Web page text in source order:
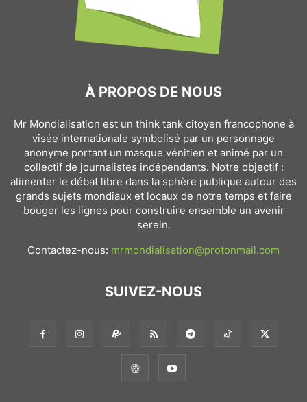
À PROPOS DE NOUS
Mr Mondialisation est un think tank citoyen francophone à
visée internationale symbolisé par un personnage
anonyme portant un masque vénitien et animé par un
collectif de journalistes indépendants. Notre objectif :
alimenter le débat libre dans la sphère publique autour des
grands sujets mondiaux et locaux de notre temps et faire
bouger les lignes pour construire ensemble un avenir
serein.
Contactez-nous: mrmondialisation@protonmail.com
SUIVEZ-NOUS